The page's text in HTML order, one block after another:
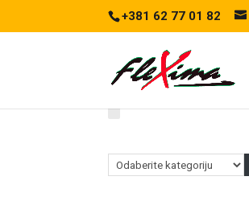
+381 62 77 01 82
Odaberite